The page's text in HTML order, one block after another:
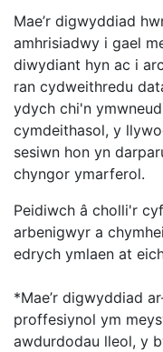
Mae’r digwyddiad
amhrisiadwy i gael
diwydiant hyn ac i
ran cydweithredu
ydych chi'n
cymdeithasol, y
sesiwn hon yn
chyngor ymarferol.
Peidiwch â cholli'r
arbenigwyr a
edrych ymlaen at
*Mae’r digwyddiad
proffesiynol ym
awdurdodau lleol, y